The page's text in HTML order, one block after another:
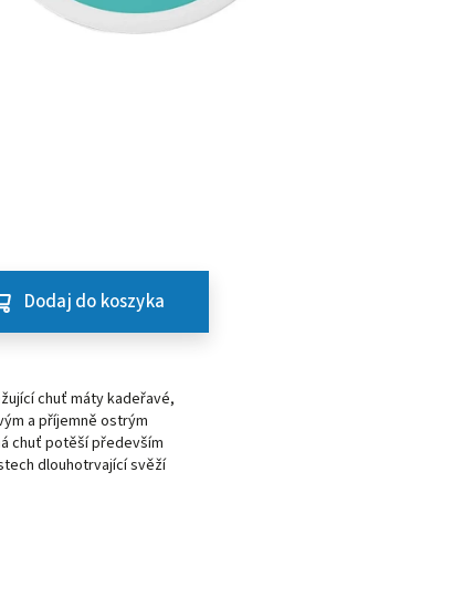
Dodaj do koszyka
chuť máty kadeřavé,
a příjemně ostrým
chuť potěší především
dlouhotrvající svěží